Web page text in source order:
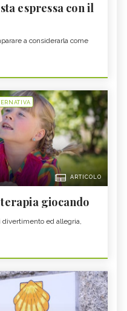
espressa con il
a considerarla come
ARTICOLO
giocando
divertimento ed allegria,